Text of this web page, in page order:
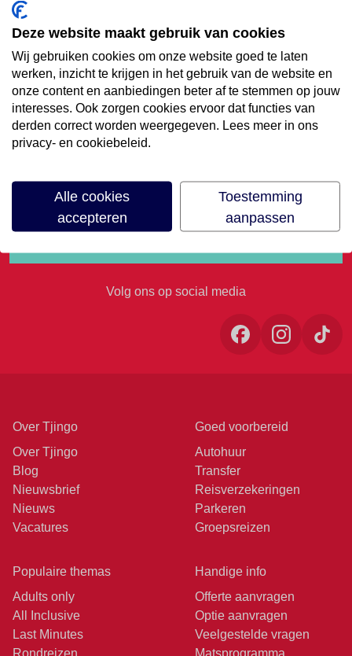
€35,- korting op je
volgende vakantie
Meld je aan voor onze nieuwsbrief
Volg ons op social media
Over Tjingo
Over Tjingo
Blog
Nieuwsbrief
Nieuws
Vacatures
Goed voorbereid
Autohuur
Transfer
Reisverzekeringen
Parkeren
Groepsreizen
Populaire themas
Adults only
All Inclusive
Last Minutes
Rondreizen
Handige info
Offerte aanvragen
Optie aanvragen
Veelgestelde vragen
Matsprogramma
Deze website maakt gebruik van cookies
Wij gebruiken cookies om onze website goed te laten
werken, inzicht te krijgen in het gebruik van de website en
onze content en aanbiedingen beter af te stemmen op jouw
interesses. Ook zorgen cookies ervoor dat functies van
derden correct worden weergegeven. Lees meer in ons
privacy- en cookiebeleid.
Alle cookies
accepteren
Toestemming
aanpassen